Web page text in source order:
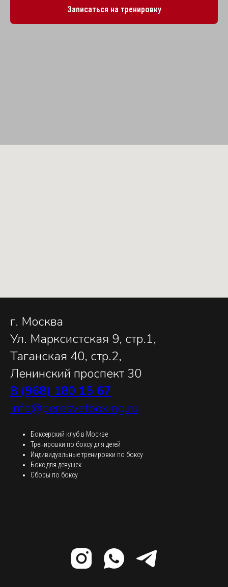
Записаться на тренировку
г. Москва
Ул. Марксистская 9, стр.1,
Таганская 40, стр.2,
Ленинский проспект 30
8 (968) 180 15 67
info@peresvetboxing.ru
Боксерский клуб в Москве
Тренировки по боксу для детей
Индивидуальные тренировки по боксу
Бокс для девушек
Сборы по боксу